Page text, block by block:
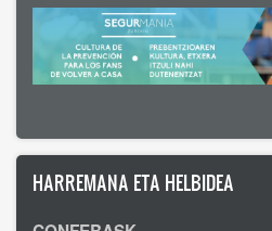
HARREMANA ETA HELBIDEA